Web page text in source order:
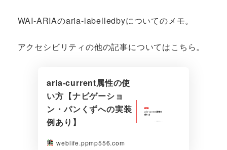
WAI-ARIAのaria-labelledbyについてのメモ。
アクセシビリティの他の記事についてはこちら。
aria-current属性の使
い方【ナビゲーショ
ン・パンくずへの実装
例あり】
weblife.ppmp556.com